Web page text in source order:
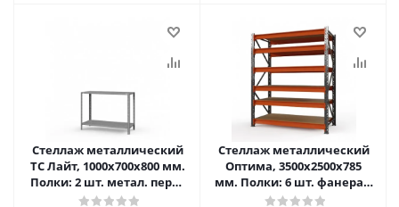
Стеллаж металлический
ТС Лайт, 1000x700x800 мм.
Полки: 2 шт. метал. перф.
в Пензе
Стеллаж металлический
Оптима, 3500x2500x785
мм. Полки: 6 шт. фанера в
Пензе